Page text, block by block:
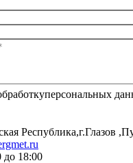
персональных
Республика,г.Глазов
до 18:00